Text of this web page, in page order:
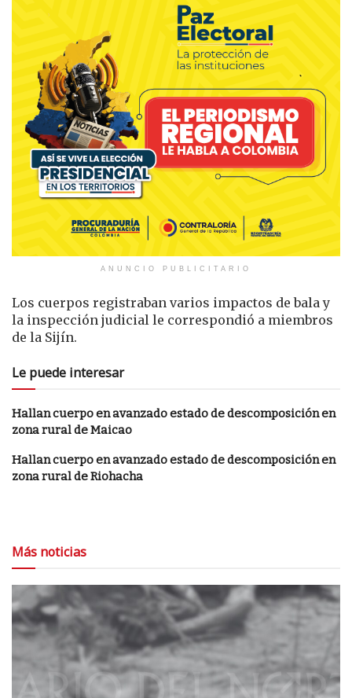
ANUNCIO PUBLICITARIO
Los cuerpos registraban varios impactos de bala y
la inspección judicial le correspondió a miembros
de la Sijín.
Le puede interesar
Hallan cuerpo en avanzado estado de descomposición en
zona rural de Maicao
Hallan cuerpo en avanzado estado de descomposición en
zona rural de Riohacha
Más noticias